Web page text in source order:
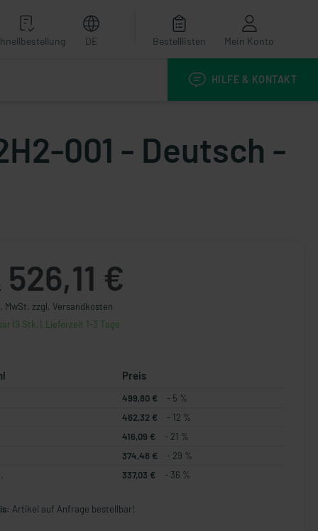
DE Bestelllisten Mein Konto
HILFE & KONTAKT
001 - Deutsch -
526,11 €
MwSt. zzgl. Versandkosten
(9 Stk.), Lieferzeit 1-3 Tage
Preis
499,80 €
- 5 %
462,32 €
- 12 %
416,09 €
- 21 %
374,48 €
- 29 %
337,03 € - 36 %
Artikel auf Anfrage bestellbar!